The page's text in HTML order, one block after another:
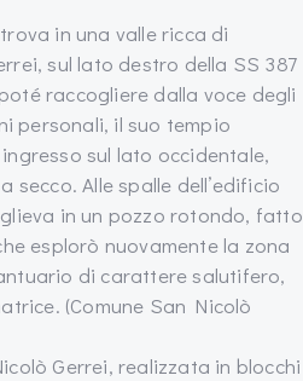
in una valle ricca di
sul lato destro della SS 387
raccogliere dalla voce degli
personali, il suo tempio
sul lato occidentale,
Alle spalle dell’edificio
in un pozzo rotondo, fatto
esplorò nuovamente la zona
di carattere salutifero,
(Comune San Nicolò
Gerrei, realizzata in blocchi